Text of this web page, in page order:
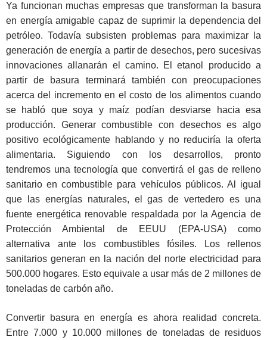
Ya funcionan muchas empresas que transforman la basura
en energía amigable capaz de suprimir la dependencia del
petróleo. Todavía subsisten problemas para maximizar la
generación de energía a partir de desechos, pero sucesivas
innovaciones allanarán el camino. El etanol producido a
partir de basura terminará también con preocupaciones
acerca del incremento en el costo de los alimentos cuando
se habló que soya y maíz podían desviarse hacia esa
producción. Generar combustible con desechos es algo
positivo ecológicamente hablando y no reduciría la oferta
alimentaria. Siguiendo con los desarrollos, pronto
tendremos una tecnología que convertirá el gas de relleno
sanitario en combustible para vehículos públicos. Al igual
que las energías naturales, el gas de vertedero es una
fuente energética renovable respaldada por la Agencia de
Protección Ambiental de EEUU (EPA-USA) como
alternativa ante los combustibles fósiles. Los rellenos
sanitarios generan en la nación del norte electricidad para
500.000 hogares. Esto equivale a usar más de 2 millones de
toneladas de carbón año.
Convertir basura en energía es ahora realidad concreta.
Entre 7.000 y 10.000 millones de toneladas de residuos